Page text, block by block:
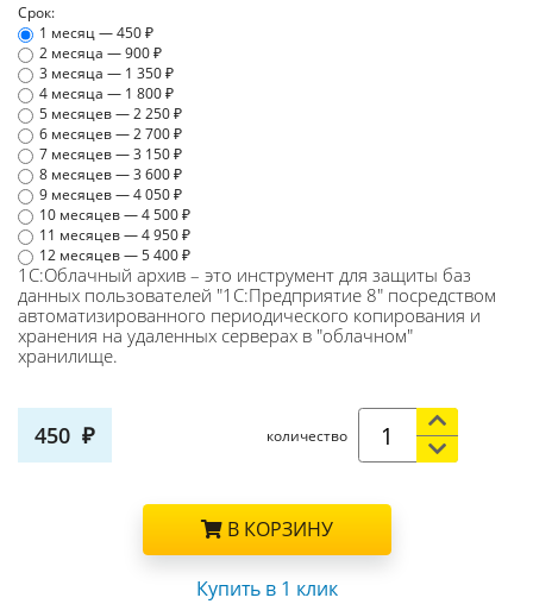
Срок:
1 месяц — 450
2 месяца — 900
3 месяца — 1 350
4 месяца — 1 800
5 месяцев — 2 250
6 месяцев — 2 700
7 месяцев — 3 150
8 месяцев — 3 600
9 месяцев — 4 050
10 месяцев — 4 500
11 месяцев — 4 950
12 месяцев — 5 400
1С:Облачный архив – это инструмент для защиты баз
данных пользователей "1С:Предприятие 8" посредством
автоматизированного периодического копирования и
хранения на удаленных серверах в "облачном"
хранилище.
450 количество
В КОРЗИНУ
Купить в 1 клик